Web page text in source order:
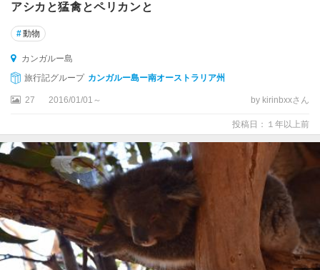
ー
辺
ー
ビ
イ
バ
イ
ロ
ン
ベ
アシカと猛禽とペリカンと
#動物
カンガルー島
旅行記グループ カンガルー島ー南オーストラリア州
27 2016/01/01～ by kirinbxxさん
投稿日：１年以上前